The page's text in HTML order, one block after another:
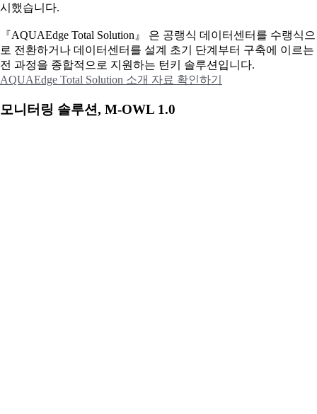
시했습니다.
『AQUAEdge Total Solution』 은 공랭식 데이터센터를 수랭식으
로 전환하거나 데이터센터를 설계 초기 단계부터 구축에 이르는
전 과정을 종합적으로 지원하는 턴키 솔루션입니다.
AQUAEdge Total Solution 소개 자료 확인하기
모니터링 솔루션, M-OWL 1.0